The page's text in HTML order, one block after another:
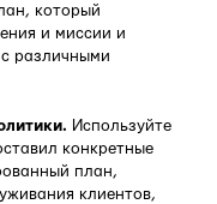
который
и миссии и
различными
Используйте
конкретные
план,
клиентов,